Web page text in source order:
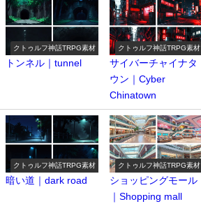
クトゥルフ神話TRPG素材
トンネル｜tunnel
クトゥルフ神話TRPG素材
サイバーチャイナタ
ウン｜Cyber ​​
Chinatown
クトゥルフ神話TRPG素材
暗い道｜dark road
クトゥルフ神話TRPG素材
ショッピングモール
｜Shopping mall